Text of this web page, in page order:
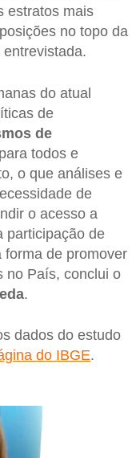
estratos mais
no topo da
entrevistada.
do atual
de
de
todos e
o que análises e
de
o acesso a
participação de
forma de promover
no País, conclui o
.
dados do estudo
do IBGE.